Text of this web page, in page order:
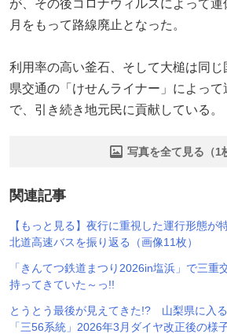
が、その後コロナウィルスによって
月をもって路線廃止となった。
利用率の高い釜石、そして大槌は同
県交通の「けせんライナー」によっ
で、引き続き地元民に貢献している。
写真を全て見る（1
関連記事
【もっと見る】夜行に重視した運行形態が
北道高速バスを振り返る（画像11枚）
「きんてつ鉄道まつり2026in塩浜」で三重
持ってきていた～っ!!
とうとう最後が見えてきた!? 山梨県に入
「三56系統」2026年3月ダイヤ改正後の様